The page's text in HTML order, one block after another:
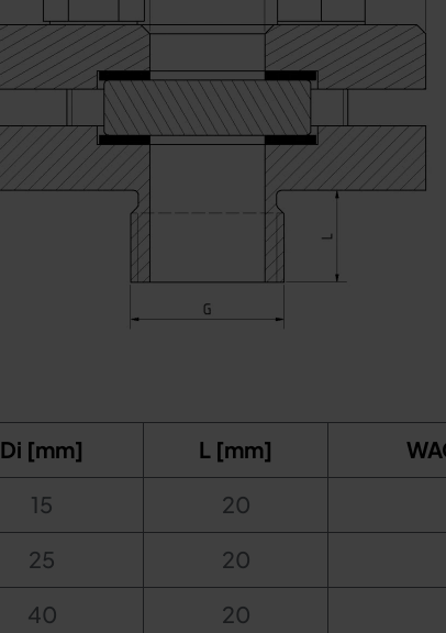
Di [mm] L [mm]
15 20
25 20
40 20